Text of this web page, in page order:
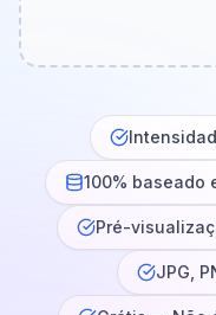
100% baseado
Pré-
JPG,